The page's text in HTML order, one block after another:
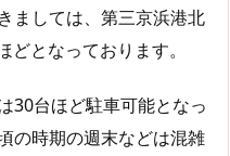
ましては、第三京浜港北
となっております。
30台ほど駐車可能となっ
の時期の週末などは混雑